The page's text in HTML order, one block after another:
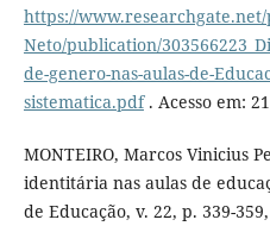
https://
Neto/publication/
de-genero-nas-aulas-de-
sistematica.pdf. Acesso em:
MONTEIRO, Marcos Vinicius
identitária nas aulas de
de Educação, v. 22, p. 339-